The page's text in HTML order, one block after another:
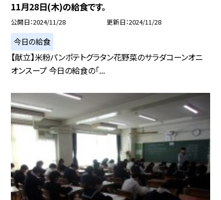
11月28日(木)の給食です。
公開日 2024/11/28 更新日 2024/11/28
今日の給食
【献立】米粉パンポテトグラタン花野菜のサラダコーンオニ
オンスープ 今日の給食の「...